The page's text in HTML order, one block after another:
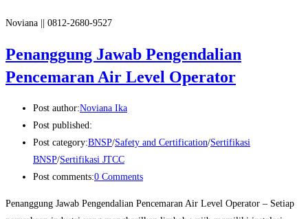
Noviana || 0812-2680-9527
Penanggung Jawab Pengendalian
Pencemaran Air Level Operator
Post author:Noviana Ika
Post published:
Post category:BNSP/Safety and Certification/Sertifikasi
BNSP/Sertifikasi JTCC
Post comments:0 Comments
Penanggung Jawab Pengendalian Pencemaran Air Level Operator – Setiap